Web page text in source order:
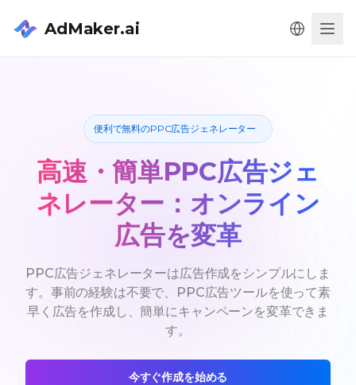
AdMaker.ai
便利で無料のPPC広告ジェネレーター
高速・簡単PPC広告ジェ
ネレーター：オンライン
広告を変革
PPC広告ジェネレーターは広告作成をシンプルにしま
す。事前の経験は不要で、PPC広告ツールを使って素
早く広告を作成し、簡単にキャンペーンを変革できま
す。
今すぐ作成を始める